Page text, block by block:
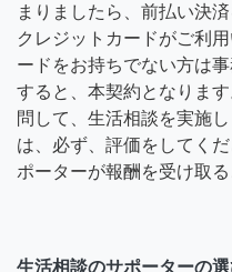
まりましたら、前払い決
クレジットカードがご利
ードをお持ちでない方は
すると、本契約となりま
問して、生活相談を実施
は、必ず、評価をしてく
ポーターが報酬を受け取る
生活相談のサポーターの選